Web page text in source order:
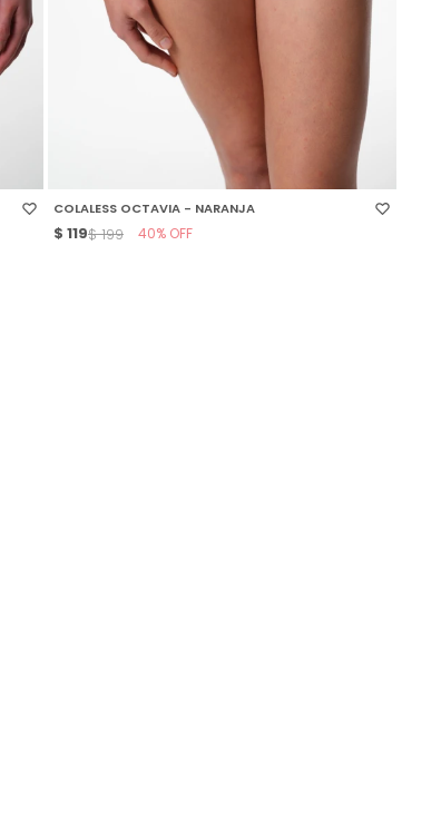
COLALESS OCTAVIA - NARANJA
$ 119$ 199 40